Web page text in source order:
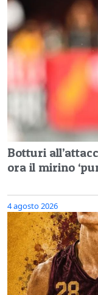
Botturi
ora il mirino
4 agosto 2026